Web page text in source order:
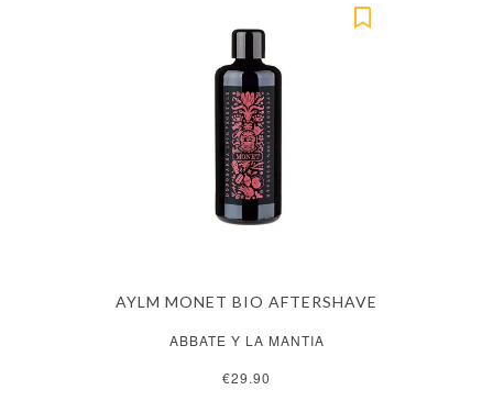
AYLM MONET BIO AFTERSHAVE
ABBATE Y LA MANTIA
€29.90